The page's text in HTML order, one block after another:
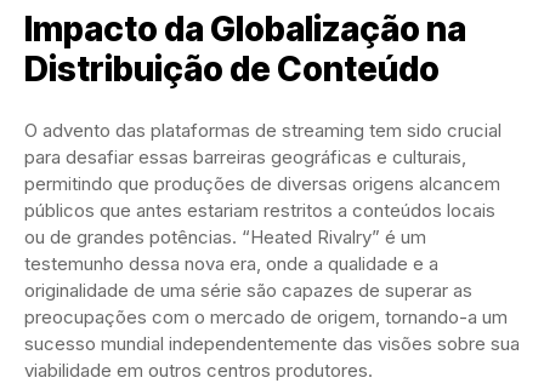
Impacto da Globalização na
Distribuição de Conteúdo
O advento das plataformas de streaming tem sido crucial
para desafiar essas barreiras geográficas e culturais,
permitindo que produções de diversas origens alcancem
públicos que antes estariam restritos a conteúdos locais
ou de grandes potências. “Heated Rivalry” é um
testemunho dessa nova era, onde a qualidade e a
originalidade de uma série são capazes de superar as
preocupações com o mercado de origem, tornando-a um
sucesso mundial independentemente das visões sobre sua
viabilidade em outros centros produtores.